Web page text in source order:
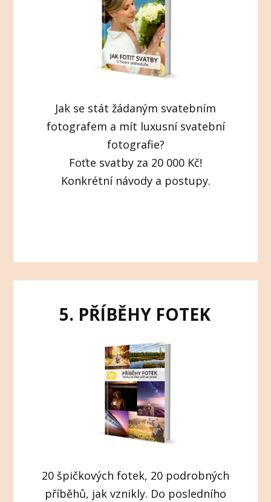
Jak se stát žádaným svatebním
fotografem a mít luxusní svatební
fotografie?
Foťte svatby za 20 000 Kč!
Konkrétní návody a postupy.
5. PŘÍBĚHY FOTEK
20 špičkových fotek, 20 podrobných
příběhů, jak vznikly. Do posledního